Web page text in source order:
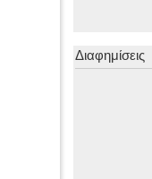
Διαφημίσεις